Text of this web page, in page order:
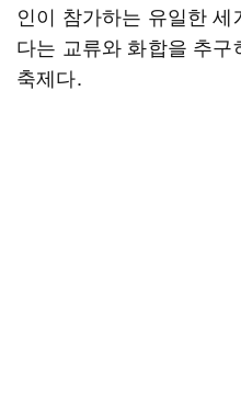
인이 참가하는 유일한
다는 교류와 화합을 추
축제다.